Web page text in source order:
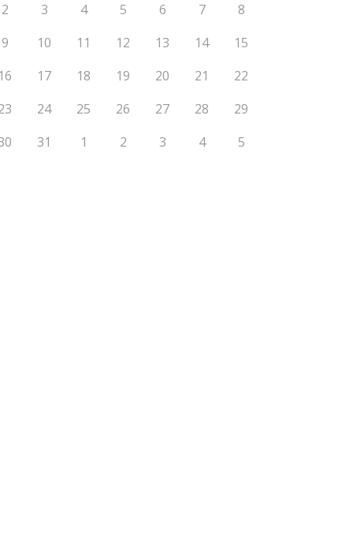
2
3 4 5 6 7
8
9
10 11 12 13 14
15
17 18 19 20 21
22
24 25 26 27 28
29
31 1 2 3 4 5